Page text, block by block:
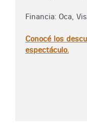
Financia: Oca,
Conocé los
espectáculo.